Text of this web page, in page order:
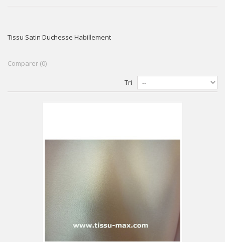
Tissu Satin Duchesse Habillement
Comparer (0)
Tri